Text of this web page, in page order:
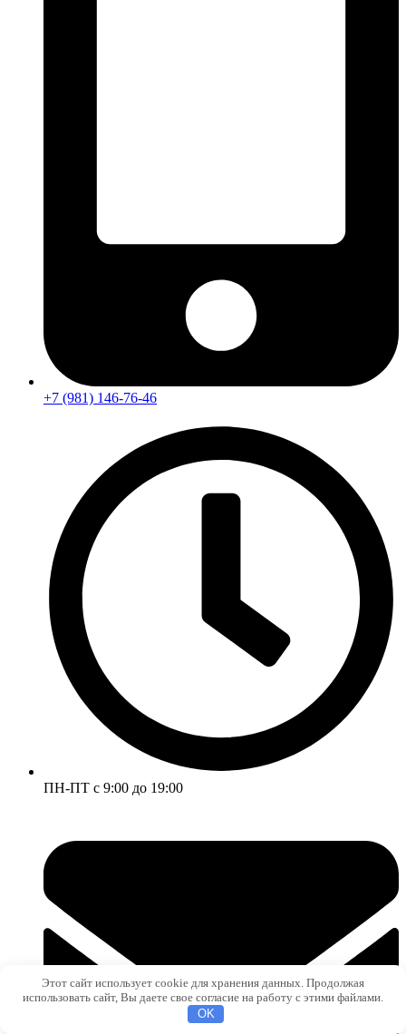
+7 (981) 146-76-46
ПН-ПТ с 9:00 до 19:00
Этот сайт использует cookie для хранения данных. Продолжая
использовать сайт, Вы даете свое согласие на работу с этими файлами.
OK